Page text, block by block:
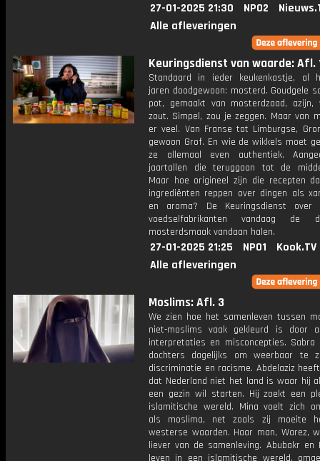
27-01-2025 21:30 NPO2
Alle afleveringen
Keuringsdienst van waarde: Afl.
Standaard in ieder keukenkastje, al
jaren doodgewoon: mosterd. Goudgele
pot, gemaakt van mosterdzaad,
zout. Simpel, zou je zeggen. Maar van
er veel. Van Franse tot Limburgse,
gewoon Grof. En wie de wikkels moet
ze allemaal even authentiek.
jaartallen die teruggaan tot de
Maar hoe origineel zijn die recepten
ingrediënten reppen over dingen als
en aroma? De Keuringsdienst
voedselfabrikanten vandaag de
mosterdsmaak vandaan halen.
27-01-2025 21:25 NPO1
Kook.TV
Alle afleveringen
Moslims: Afl. 3
We zien hoe het samenleven tussen
niet-moslims vaak gekleurd is door
interpretaties en misconcepties.
dochters dagelijks om weerbaar te
discriminatie en racisme. Abdelaziz
dat Nederland niet het land is waar hij
een gezin wil starten. Hij zoekt een
islamitische wereld. Mina voelt zich
als moslima, net zoals zij moeite
westerse waarden. Haar man, Warez,
liever van de samenleving. Abubakr en
leven in een islamitische wereld,